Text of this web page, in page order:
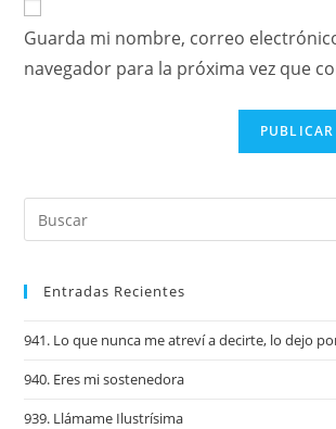
Guarda mi nombre, correo
navegador para la próxima vez que
Entradas Recientes
941. Lo que nunca me atreví a decirte, lo dejo
940. Eres mi sostenedora
939. Llámame Ilustrísima